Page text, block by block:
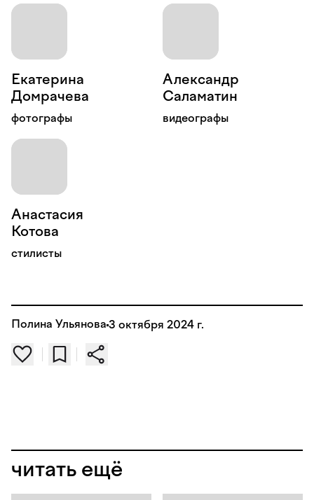
Екатерина
Домрачева
фотографы
Александр
Саламатин
видеографы
Анастасия
Котова
стилисты
Полина Ульянова 3 октября 2024 г.
читать ещё